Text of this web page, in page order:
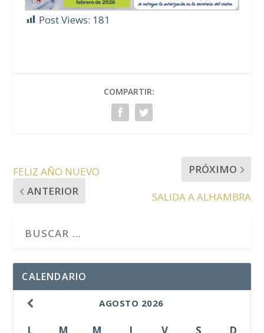
Post Views: 181
COMPARTIR:
FELIZ AÑO NUEVO
ANTERIOR
PRÓXIMO
SALIDA A ALHAMBRA
CALENDARIO
AGOSTO 2026